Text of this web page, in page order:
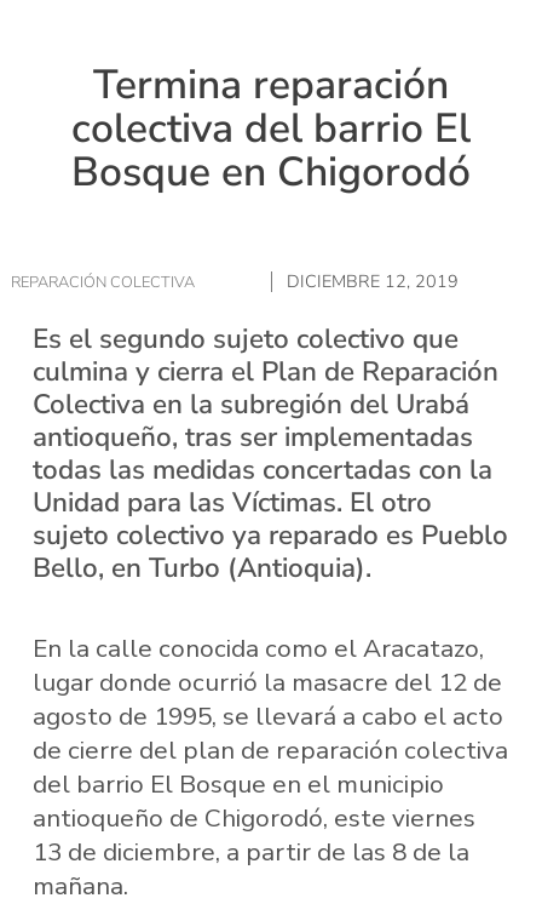
Termina reparación
colectiva del barrio El
Bosque en Chigorodó
REPARACIÓN COLECTIVA DICIEMBRE 12, 2019
Es el segundo sujeto colectivo que
culmina y cierra el Plan de Reparación
Colectiva en la subregión del Urabá
antioqueño, tras ser implementadas
todas las medidas concertadas con la
Unidad para las Víctimas. El otro
sujeto colectivo ya reparado es Pueblo
Bello, en Turbo (Antioquia).
En la calle conocida como el Aracatazo,
lugar donde ocurrió la masacre del 12 de
agosto de 1995, se llevará a cabo el acto
de cierre del plan de reparación colectiva
del barrio El Bosque en el municipio
antioqueño de Chigorodó, este viernes
13 de diciembre, a partir de las 8 de la
mañana.